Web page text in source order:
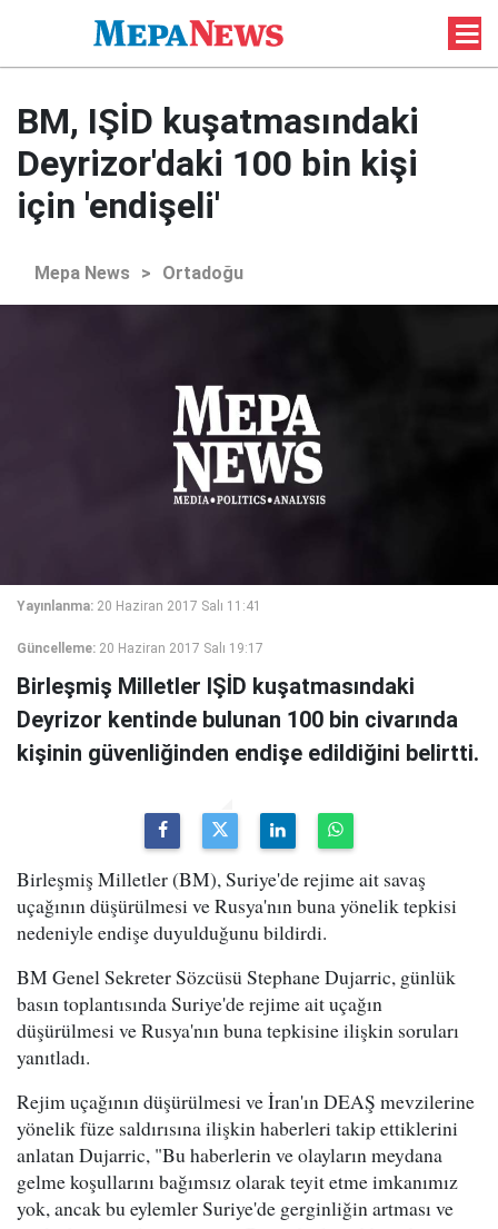
BM, IŞİD kuşatmasındaki
Deyrizor'daki 100 bin kişi
için 'endişeli'
Mepa News > Ortadoğu
Yayınlanma: 20 Haziran 2017 Salı 11:41
Güncelleme: 20 Haziran 2017 Salı 19:17
Birleşmiş Milletler IŞİD kuşatmasındaki
Deyrizor kentinde bulunan 100 bin civarında
kişinin güvenliğinden endişe edildiğini belirtti.
Birleşmiş Milletler (BM), Suriye'de rejime ait savaş
uçağının düşürülmesi ve Rusya'nın buna yönelik tepkisi
nedeniyle endişe duyulduğunu bildirdi.
BM Genel Sekreter Sözcüsü Stephane Dujarric, günlük
basın toplantısında Suriye'de rejime ait uçağın
düşürülmesi ve Rusya'nın buna tepkisine ilişkin soruları
yanıtladı.
Rejim uçağının düşürülmesi ve İran'ın DEAŞ mevzilerine
yönelik füze saldırısına ilişkin haberleri takip ettiklerini
anlatan Dujarric, "Bu haberlerin ve olayların meydana
gelme koşullarını bağımsız olarak teyit etme imkanımız
yok, ancak bu eylemler Suriye'de gerginliğin artması ve